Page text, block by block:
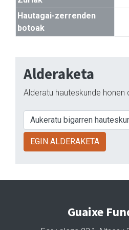
Hautagai-zerrenden
botoak
Alderaketa
Alderatu hauteskunde
EGIN ALDERAKETA
Guaixe